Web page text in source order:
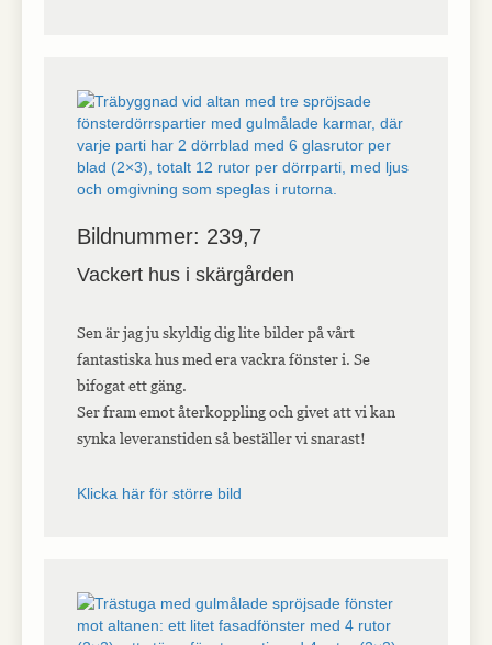
Bildnummer: 239,7
Vackert hus i skärgården
Sen är jag ju skyldig dig lite bilder på vårt
fantastiska hus med era vackra fönster i. Se
bifogat ett gäng.
Ser fram emot återkoppling och givet att vi kan
synka leveranstiden så beställer vi snarast!
Klicka här för större bild